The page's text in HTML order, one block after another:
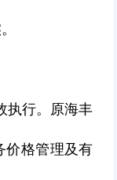
执行。原海丰
价格管理及有